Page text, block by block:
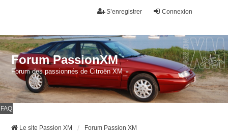
Connexion
S’enregistrer
Forum PassionXM
Forum des passionnés de Citroën XM
FAQ
Le site Passion XM Forum Passion XM